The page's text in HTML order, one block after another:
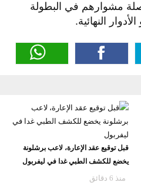
مشوارهم في البطولة
النهائية.
قبل توقيع عقد الإعارة، لاعب برشلونة
يخضع للكشف الطبي غدا في ليفربول
منذ 6 دقائق